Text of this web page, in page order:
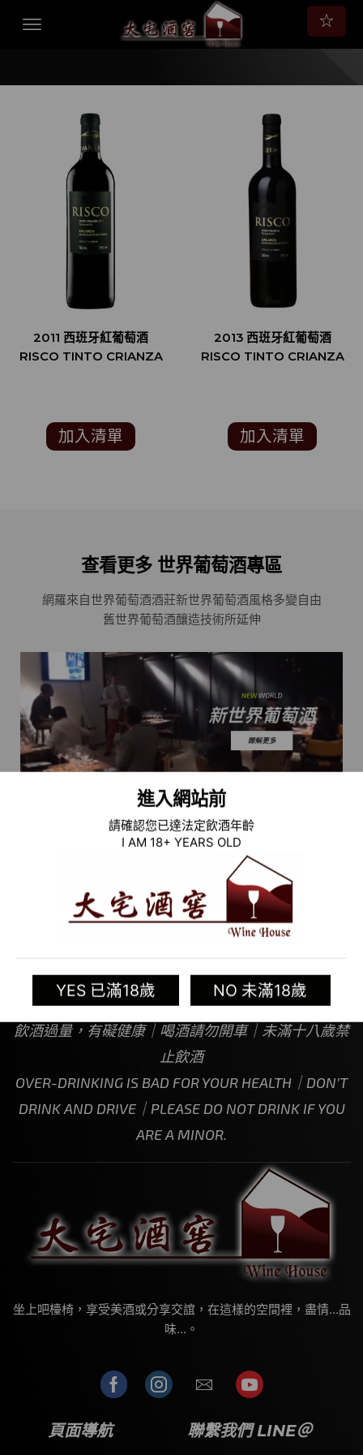
進入網站前
請確認您已達法定飲酒年齡
I AM 18+ YEARS OLD
YES 已滿18歲 NO 未滿18歲
☆
2011 西班牙紅葡萄酒
RISCO TINTO CRIANZA
加入清單
2013 西班牙紅葡萄酒
RISCO TINTO CRIANZA
加入清單
查看更多 世界葡萄酒專區
網羅來自世界葡萄酒酒莊新世界葡萄酒風格多變自由
舊世界葡萄酒釀造技術所延伸
飲酒過量，有礙健康｜喝酒請勿開車｜未滿十八歲禁
止飲酒
OVER-DRINKING IS BAD FOR YOUR HEALTH｜DON’T
DRINK AND DRIVE｜PLEASE DO NOT DRINK IF YOU
ARE A MINOR.
坐上吧檯椅，享受美酒或分享交誼，在這樣的空間裡，盡情…品
味…。
頁面導航 聯繫我們 LINE＠